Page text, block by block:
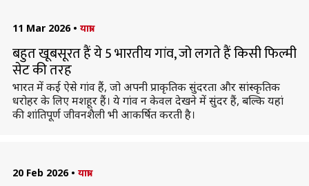
11 Mar 2026 • यात्रा
बहुत खूबसूरत हैं ये 5 भारतीय गांव, जो लगते हैं किसी फिल्मी
सेट की तरह
भारत में कई ऐसे गांव हैं, जो अपनी प्राकृतिक सुंदरता और सांस्कृतिक
धरोहर के लिए मशहूर हैं। ये गांव न केवल देखने में सुंदर हैं, बल्कि यहां
की शांतिपूर्ण जीवनशैली भी आकर्षित करती है।
20 Feb 2026 • यात्रा